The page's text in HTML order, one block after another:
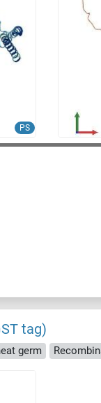
PS
tag)
germ